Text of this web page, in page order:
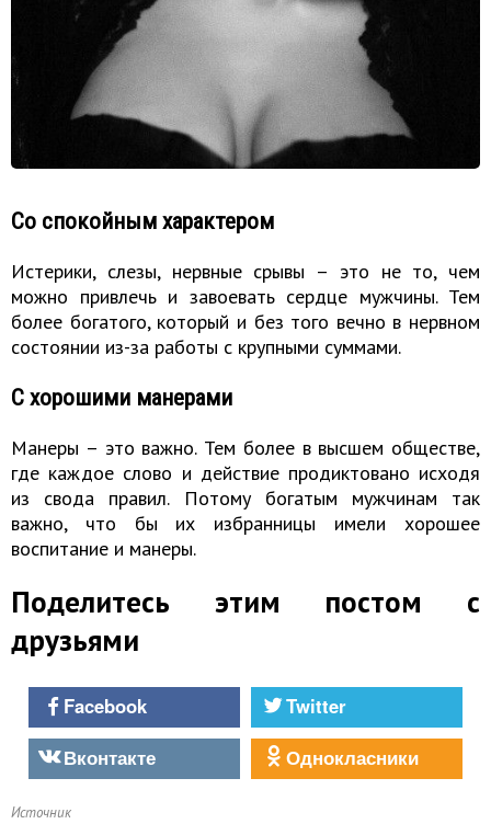
Со спокойным характером
Истерики, слезы, нервные срывы – это не то, чем
можно привлечь и завоевать сердце мужчины. Тем
более богатого, который и без того вечно в нервном
состоянии из-за работы с крупными суммами.
С хорошими манерами
Манеры – это важно. Тем более в высшем обществе,
где каждое слово и действие продиктовано исходя
из свода правил. Потому богатым мужчинам так
важно, что бы их избранницы имели хорошее
воспитание и манеры.
Поделитесь этим постом с
друзьями
Facebook
Twitter
Вконтакте
Однокласники
Источник